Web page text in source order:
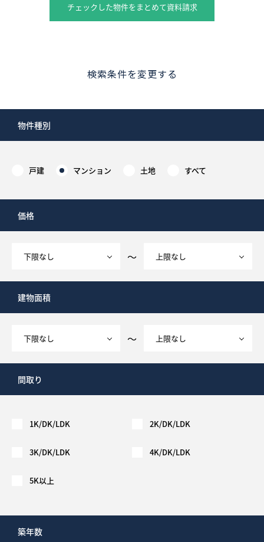
チェックした物件をまとめて資料請求
検索条件を変更する
物件種別
戸建 マンション 土地 すべて
価格
～
建物面積
～
間取り
1K/DK/LDK 2K/DK/LDK
3K/DK/LDK 4K/DK/LDK
5K以上
築年数